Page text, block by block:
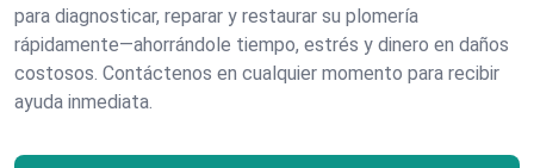
para diagnosticar, reparar y restaurar su plomería
rápidamente—ahorrándole tiempo, estrés y dinero en daños
costosos. Contáctenos en cualquier momento para recibir
ayuda inmediata.